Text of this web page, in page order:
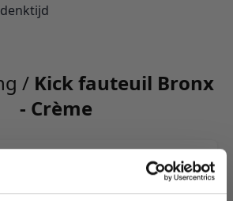
/ Kick fauteuil Bronx
- Crème
luxueuze, royale zit met
wit zandstructuur metalen